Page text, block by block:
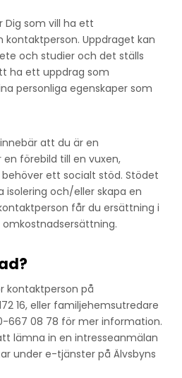
Dig som vill ha ett
Uppdraget kan
och studier och det ställs
ha ett uppdrag som
personliga egenskaper som
att du är en
förebild till en vuxen,
ett socialt stöd. Stödet
och/eller skapa en
får du ersättning i
kontaktperson på
16, eller familjehemsutredare
667 08 78 för mer information.
lämna in en intresseanmälan
under e-tjänster på Älvsbyns